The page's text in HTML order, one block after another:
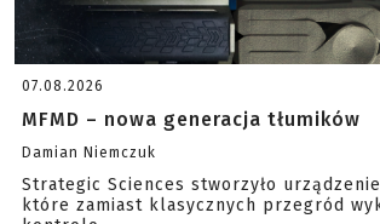
07.08.2026
MFMD – nowa generacja tłumików
Damian Niemczuk
Strategic Sciences stworzyło
które zamiast klasycznych przegród